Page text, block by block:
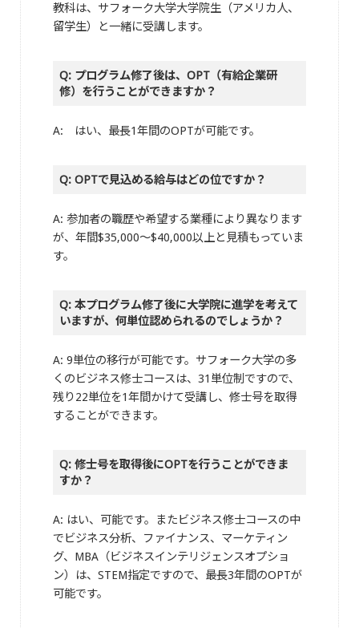
教科は、サフォーク大学大学院生（アメリカ人、
留学生）と一緒に受講します。
Q: プログラム修了後は、OPT（有給企業研
修）を行うことができますか？
A: はい、最長1年間のOPTが可能です。
Q: OPTで見込める給与はどの位ですか？
A: 参加者の職歴や希望する業種により異なります
が、年間$35,000～$40,000以上と見積もっていま
す。
Q: 本プログラム修了後に大学院に進学を考えて
いますが、何単位認められるのでしょうか？
A: 9単位の移行が可能です。サフォーク大学の多
くのビジネス修士コースは、31単位制ですので、
残り22単位を1年間かけて受講し、修士号を取得
することができます。
Q: 修士号を取得後にOPTを行うことができま
すか？
A: はい、可能です。またビジネス修士コースの中
でビジネス分析、ファイナンス、マーケティン
グ、MBA（ビジネスインテリジェンスオプショ
ン）は、STEM指定ですので、最長3年間のOPTが
可能です。